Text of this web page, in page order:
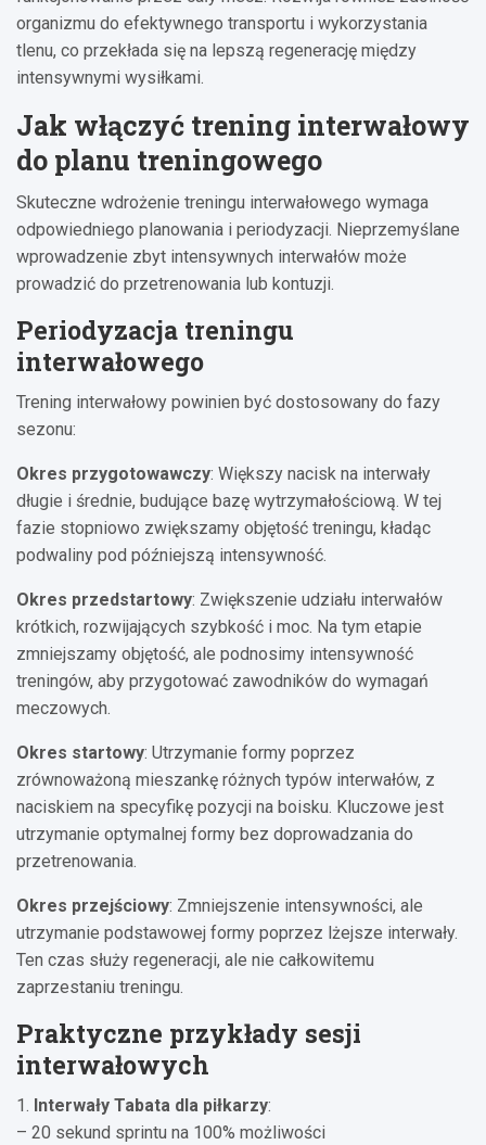
organizmu do efektywnego transportu i wykorzystania
tlenu, co przekłada się na lepszą regenerację między
intensywnymi wysiłkami.
Jak włączyć trening interwałowy
do planu treningowego
Skuteczne wdrożenie treningu interwałowego wymaga
odpowiedniego planowania i periodyzacji. Nieprzemyślane
wprowadzenie zbyt intensywnych interwałów może
prowadzić do przetrenowania lub kontuzji.
Periodyzacja treningu
interwałowego
Trening interwałowy powinien być dostosowany do fazy
sezonu:
Okres przygotowawczy: Większy nacisk na interwały
długie i średnie, budujące bazę wytrzymałościową. W tej
fazie stopniowo zwiększamy objętość treningu, kładąc
podwaliny pod późniejszą intensywność.
Okres przedstartowy: Zwiększenie udziału interwałów
krótkich, rozwijających szybkość i moc. Na tym etapie
zmniejszamy objętość, ale podnosimy intensywność
treningów, aby przygotować zawodników do wymagań
meczowych.
Okres startowy: Utrzymanie formy poprzez
zrównoważoną mieszankę różnych typów interwałów, z
naciskiem na specyfikę pozycji na boisku. Kluczowe jest
utrzymanie optymalnej formy bez doprowadzania do
przetrenowania.
Okres przejściowy: Zmniejszenie intensywności, ale
utrzymanie podstawowej formy poprzez lżejsze interwały.
Ten czas służy regeneracji, ale nie całkowitemu
zaprzestaniu treningu.
Praktyczne przykłady sesji
interwałowych
1. Interwały Tabata dla piłkarzy:
– 20 sekund sprintu na 100% możliwości